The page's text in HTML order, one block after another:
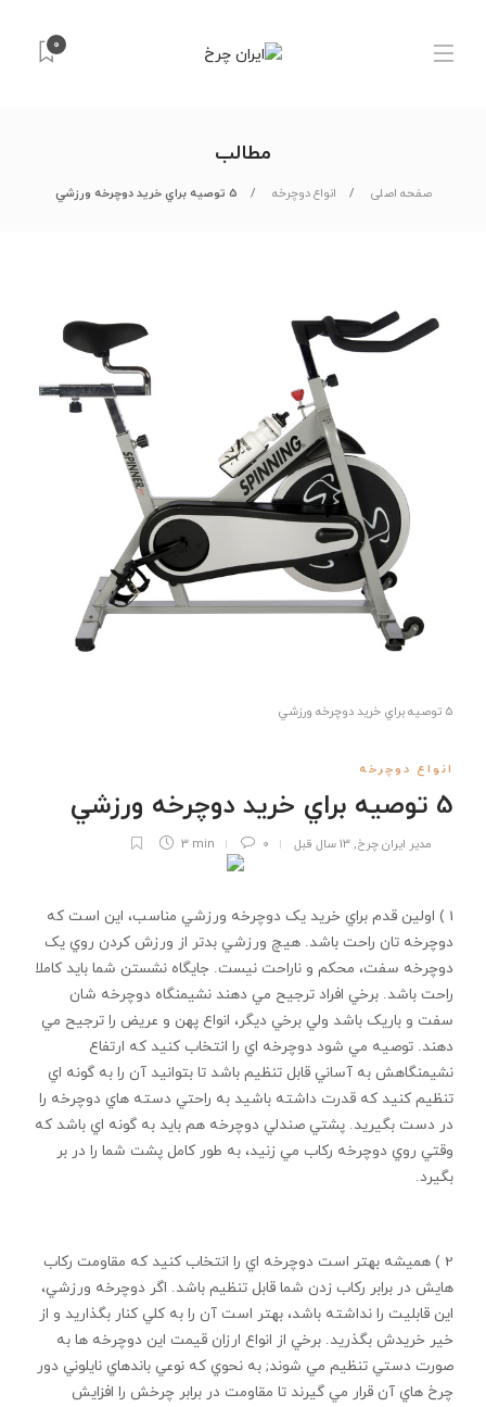
0
مطالب
صفحه اصلی انواع دوچرخه 5 توصيه براي خريد دوچرخه ورزشي
5 توصيه براي خريد دوچرخه ورزشي
انواع دوچرخه
5 توصيه براي خريد دوچرخه ورزشي
مدیر ایران چرخ, 13 سال قبل 0
3 min
1 ) اولين قدم براي خريد يک دوچرخه ورزشي مناسب، اين است که
دوچرخه تان راحت باشد. هيچ ورزشي بدتر از ورزش کردن روي يک
دوچرخه سفت، محکم و ناراحت نيست. جايگاه نشستن شما بايد کاملا
راحت باشد. برخي افراد ترجيح مي دهند نشيمنگاه دوچرخه شان
سفت و باريک باشد ولي برخي ديگر، انواع پهن و عريض را ترجيح مي
دهند. توصيه مي شود دوچرخه اي را انتخاب کنيد که ارتفاع
نشيمنگاهش به آساني قابل تنظيم باشد تا بتوانيد آن را به گونه اي
تنظيم کنيد که قدرت داشته باشيد به راحتي دسته هاي دوچرخه را
در دست بگيريد. پشتي صندلي دوچرخه هم بايد به گونه اي باشد که
وقتي روي دوچرخه رکاب مي زنيد، به طور کامل پشت شما را در بر
بگيرد.
2 ) هميشه بهتر است دوچرخه اي را انتخاب کنيد که مقاومت رکاب
هايش در برابر رکاب زدن شما قابل تنظيم باشد. اگر دوچرخه ورزشي،
اين قابليت را نداشته باشد، بهتر است آن را به کلي کنار بگذاريد و از
خير خريدش بگذريد. برخي از انواع ارزان قيمت اين دوچرخه ها به
صورت دستي تنظيم مي شوند; به نحوي که نوعي باندهاي نايلوني دور
چرخ هاي آن قرار مي گيرند تا مقاومت در برابر چرخش را افزايش